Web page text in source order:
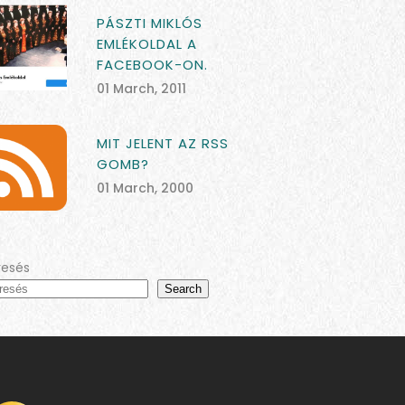
PÁSZTI MIKLÓS
EMLÉKOLDAL A
FACEBOOK-ON.
01 March, 2011
MIT JELENT AZ RSS
GOMB?
01 March, 2000
Search